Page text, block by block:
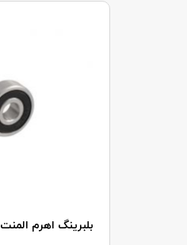
بلبرينگ اهرم المنت